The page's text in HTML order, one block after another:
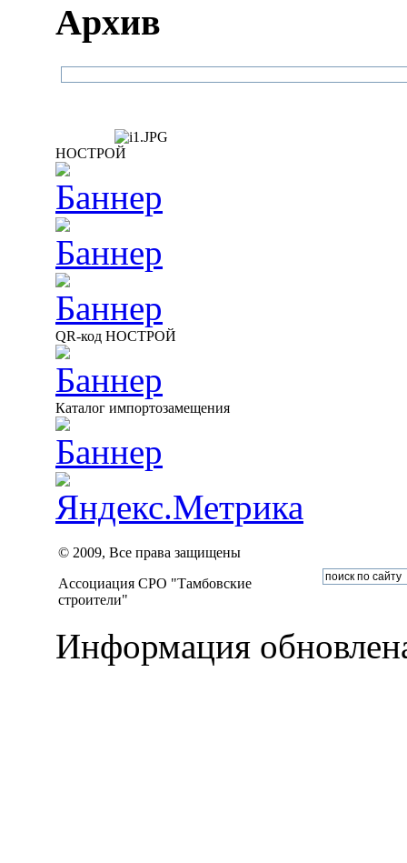
Архив
НОСТРОЙ
QR-код НОСТРОЙ
Каталог импортозамещения
© 2009, Все права защищены
Ассоциация СРО "Тамбовские
строители"
Информация